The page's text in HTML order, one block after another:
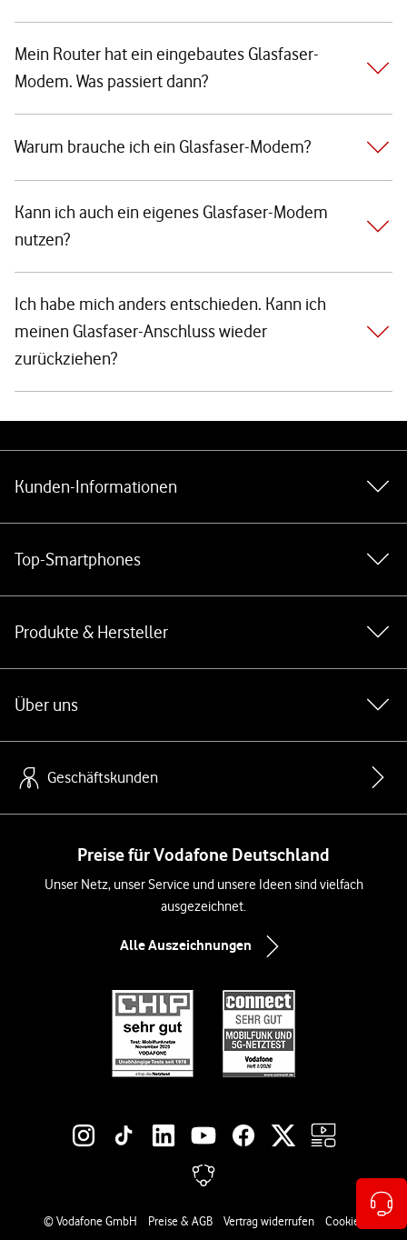
Mein Router hat ein eingebautes Glasfaser-
Modem. Was passiert dann?
Warum brauche ich ein Glasfaser-Modem?
Kann ich auch ein eigenes Glasfaser-Modem
nutzen?
Ich habe mich anders entschieden. Kann ich
meinen Glasfaser-Anschluss wieder
zurückziehen?
Kunden-Informationen
Top-Smartphones
Produkte & Hersteller
Über uns
Geschäftskunden
Preise für Vodafone Deutschland
Unser Netz, unser Service und unsere Ideen sind vielfach
ausgezeichnet.
Alle Auszeichnungen
Social-Media-Links
Rechtliche Links
© Vodafone GmbH Preise & AGB Vertrag widerrufen Cookies